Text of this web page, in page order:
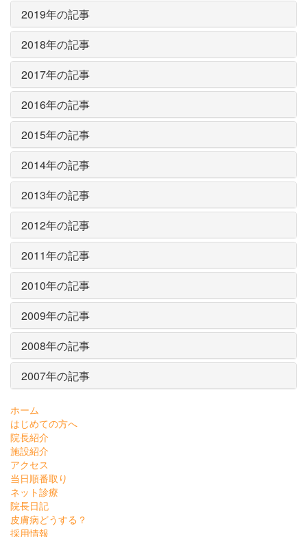
2019年の記事
2018年の記事
2017年の記事
2016年の記事
2015年の記事
2014年の記事
2013年の記事
2012年の記事
2011年の記事
2010年の記事
2009年の記事
2008年の記事
2007年の記事
ホーム
はじめての方へ
院長紹介
施設紹介
アクセス
当日順番取り
ネット診療
院長日記
皮膚病どうする？
採用情報